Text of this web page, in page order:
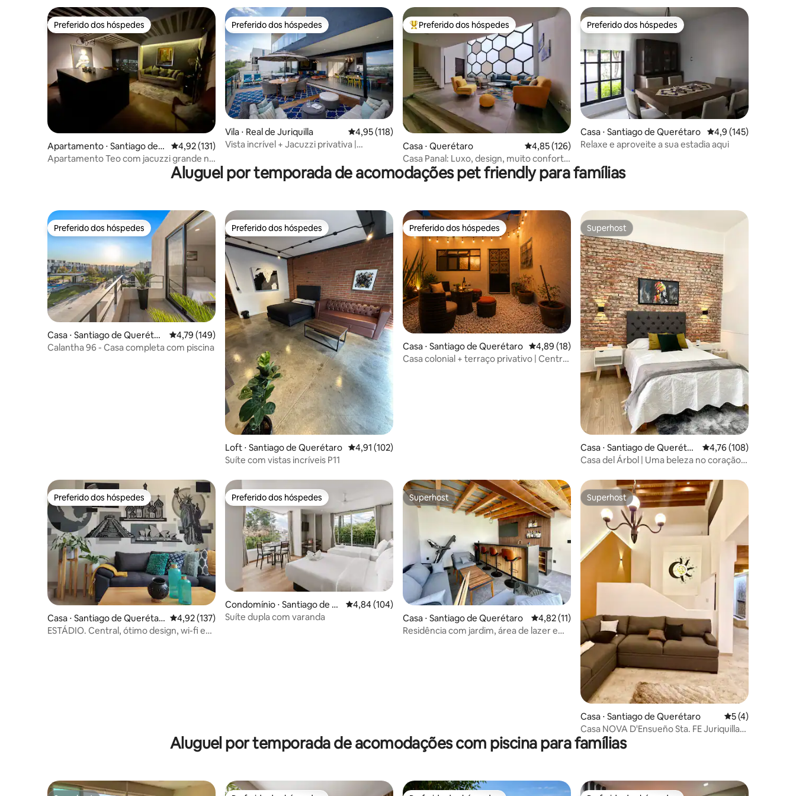
Preferido dos hóspedes
Preferido dos hóspedes
Apartamento ⋅ Santiago de
Querétaro
4,92 de uma avaliação média de 5, 131 avaliações
4,92 (131)
Apartamento Teo com jacuzzi grande no
Preferido dos hóspedes
Preferido dos hóspedes
Vila ⋅ Real de Juriquilla 4,95 de uma avaliação média de 5, 118 avaliações
4,95 (118)
Vista incrível + Jacuzzi privativa |
Entre os melhores preferidos dos hóspedes
Preferido dos hóspedes
Casa ⋅ Querétaro 4,85 de uma avaliação média de 5, 126 avaliações
4,85 (126)
Casa Panal: Luxo, design, muito conforto
e jardim.
Preferido dos hóspedes
Preferido dos hóspedes
Casa ⋅ Santiago de Querétaro 4,9 de uma avaliação
4,9 (145)
Relaxe e aproveite a sua estadia aqui
Aluguel por temporada de acomodações pet friendly para famílias
Preferido dos hóspedes
Preferido dos hóspedes
Casa ⋅ Santiago de Querétar
o
4,79 de uma avaliação média de 5, 149 avaliações
4,79 (149)
Calantha 96 - Casa completa com piscina
Preferido dos hóspedes
Preferido dos hóspedes
Loft ⋅ Santiago de Querétaro 4,91 de uma avaliação média de 5, 102 avaliações
4,91 (102)
Suíte com vistas incríveis P11
Preferido dos hóspedes
Preferido dos hóspedes
Casa ⋅ Santiago de Querétaro 4,89 de uma avaliação média de 5, 18 avaliações
4,89 (18)
Casa colonial + terraço privativo | Centro
Superhost
Superhost
Casa ⋅ Santiago de Querétar
o
4,76 de uma avaliação
4,76 (108)
Casa del Árbol | Uma beleza no coração
Preferido dos hóspedes
Preferido dos hóspedes
Casa ⋅ Santiago de Querétar
o
4,92 de uma avaliação média de 5, 137 avaliações
4,92 (137)
ESTÁDIO. Central, ótimo design, wi-fi e
Preferido dos hóspedes
Preferido dos hóspedes
Condomínio ⋅ Santiago de Q
uerétaro
4,84 de uma avaliação média de 5, 104 avaliações
4,84 (104)
Suíte dupla com varanda
Superhost
Superhost
Casa ⋅ Santiago de Querétaro 4,82 de uma avaliação média de 5, 11 avaliações
4,82 (11)
Residência com jardim, área de lazer e
Superhost
Superhost
Casa ⋅ Santiago de Querétaro 5 de uma
5 (4)
Casa NOVA D'Ensueño Sta. FE Juriquilla
Minisplits
Aluguel por temporada de acomodações com piscina para famílias